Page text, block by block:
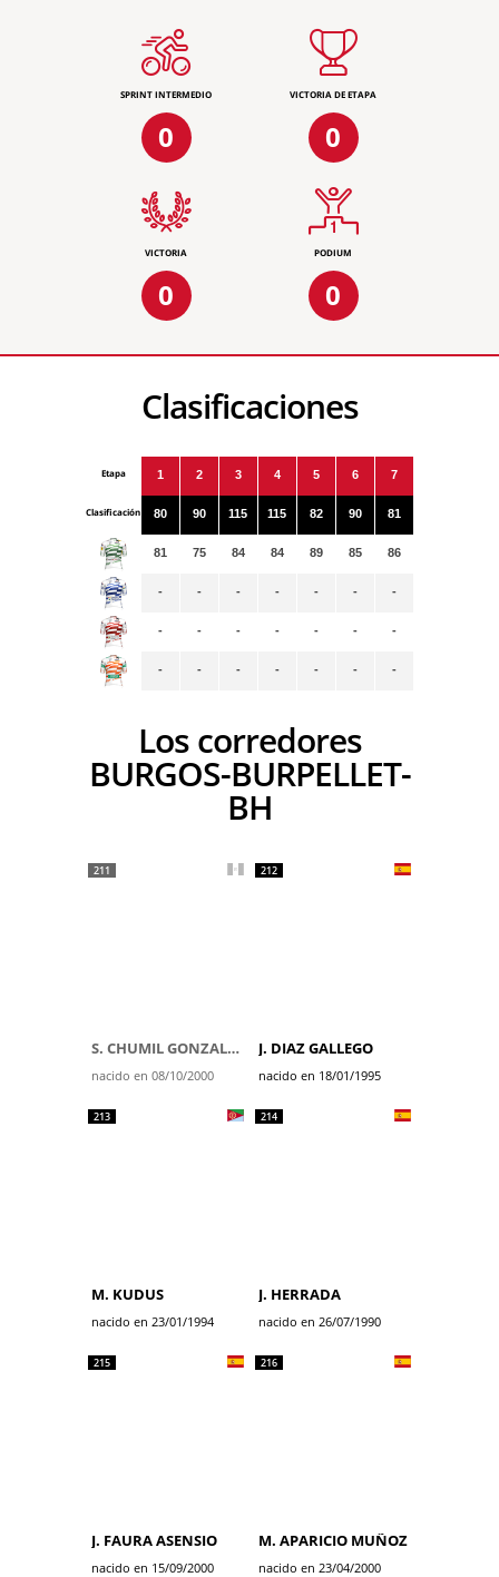
SPRINT INTERMEDIO
0
VICTORIA DE ETAPA
0
VICTORIA
0
PODIUM
0
Clasificaciones
Etapa
Clasificación
1
80
81
-
-
-
2
90
75
-
-
-
3
115
84
-
-
-
4
115
84
-
-
-
5
82
89
-
-
-
6
90
85
-
-
-
7
81
86
-
-
-
Los corredores
BURGOS-BURPELLET-
BH
211
S. CHUMIL GONZALEZ
nacido en 08/10/2000
212
J. DIAZ GALLEGO
nacido en 18/01/1995
213
M. KUDUS
nacido en 23/01/1994
214
J. HERRADA
nacido en 26/07/1990
215
J. FAURA ASENSIO
nacido en 15/09/2000
216
M. APARICIO MUÑOZ
nacido en 23/04/2000